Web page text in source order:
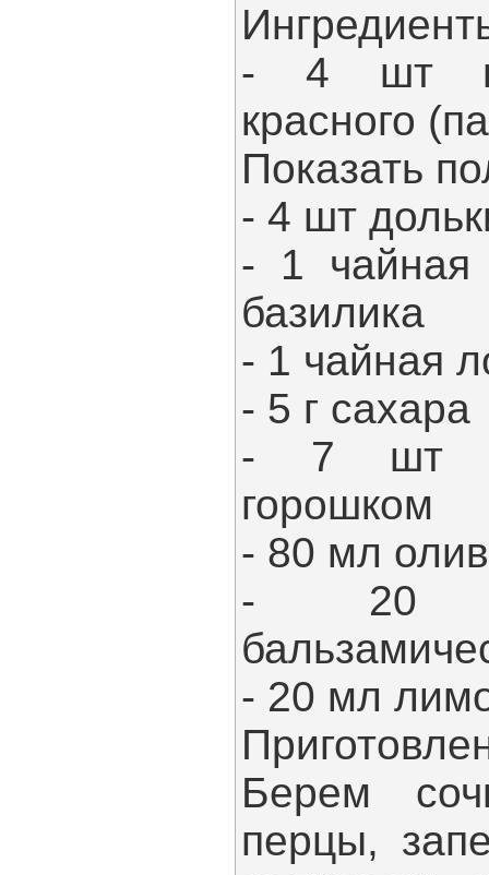
- 4 шт
красного
Показать
- 4 шт
- 1 чайная
базилика
- 1 чайная
- 5 г сахара
- 7 шт
горошком
- 80 мл
- 20
- 20 мл
Берем
перцы,